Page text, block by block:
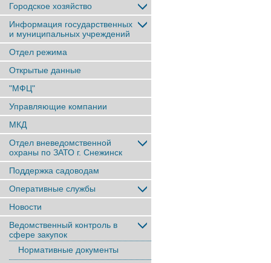
Городское хозяйство
Информация государственных
и муниципальных учреждений
Отдел режима
Открытые данные
"МФЦ"
Управляющие компании
МКД
Отдел вневедомственной
охраны по ЗАТО г. Снежинск
Поддержка садоводам
Оперативные службы
Новости
Ведомственный контроль в
сфере закупок
Нормативные документы